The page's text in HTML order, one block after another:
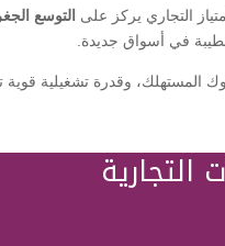
التجاري يركز على التوسع
في أسواق جديدة.
المستهلك، وقدرة تشغيلية
التجارية